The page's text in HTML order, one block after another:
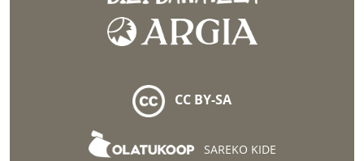
CC BY-SA
SAREKO KIDE